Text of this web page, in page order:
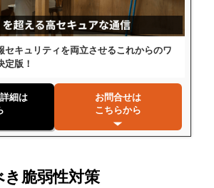
セキュリティを両立させるこれからのワ
定版！
細は
お問合せは
こちらから
脆弱性対策